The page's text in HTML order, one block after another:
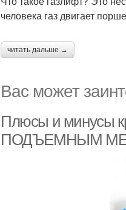
человека газ двигает
читать дальше →
Вас может
Плюсы и минусы
ПОДЪЕМНЫМ